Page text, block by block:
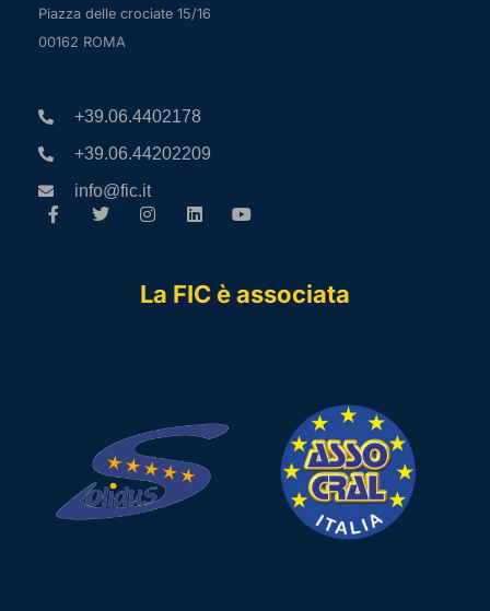
Piazza delle crociate 15/16
00162 ROMA
+39.06.4402178
+39.06.44202209
info@fic.it
La FIC è associata